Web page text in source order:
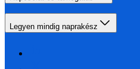
Legyen mindig naprakész